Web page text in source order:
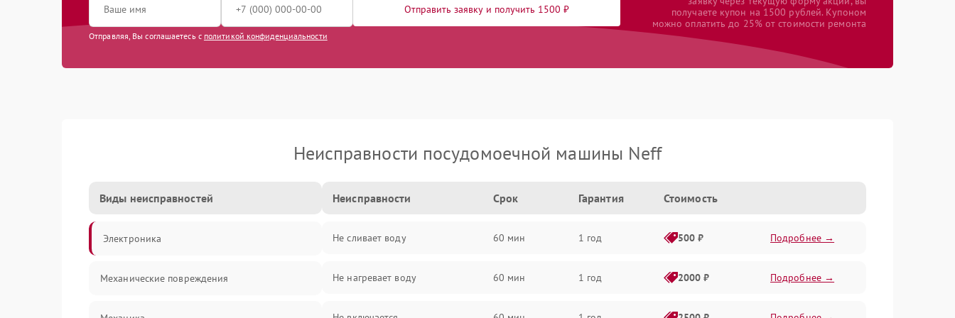
Отправить заявку и получить 1500 ₽
Отправляя, Вы соглашаетесь с политикой конфиденциальности
получаете купон на 1500 рублей. Купоном
можно оплатить до 25% от стоимости ремонта
Неисправности посудомоечной машины Neff
Виды неисправностей
Электроника
Механические повреждения
Неисправности Срок Гарантия Стоимость
Не сливает воду 60 мин 1 год 500 ₽ Подробнее →
Не нагревает воду 60 мин 1 год 2000 ₽ Подробнее →